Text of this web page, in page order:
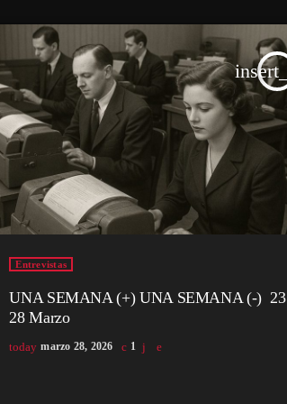
Entrevistas
UNA SEMANA (+) UNA SEMANA (-)
28 Marzo
today marzo 28, 2026 1